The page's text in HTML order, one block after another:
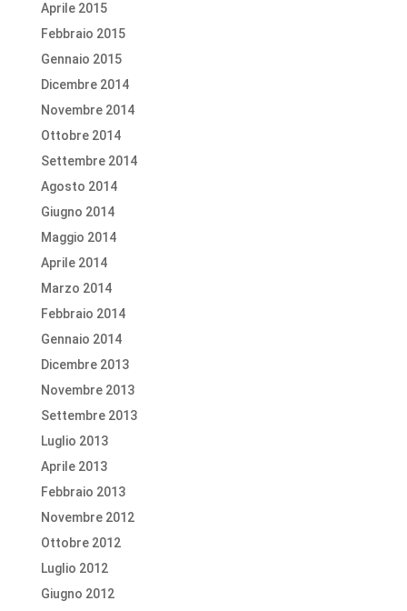
Aprile 2015
Febbraio 2015
Gennaio 2015
Dicembre 2014
Novembre 2014
Ottobre 2014
Settembre 2014
Agosto 2014
Giugno 2014
Maggio 2014
Aprile 2014
Marzo 2014
Febbraio 2014
Gennaio 2014
Dicembre 2013
Novembre 2013
Settembre 2013
Luglio 2013
Aprile 2013
Febbraio 2013
Novembre 2012
Ottobre 2012
Luglio 2012
Giugno 2012